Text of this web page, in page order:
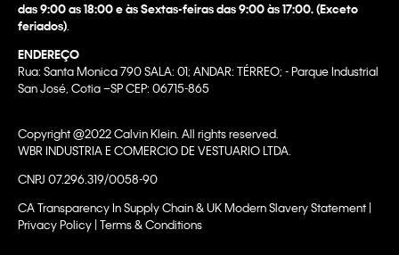
das 9:00 as 18:00 e às Sextas-feiras das 9:00 às 17:00. (Exceto
feriados)
ENDEREÇO
Rua: Santa Monica 790 SALA: 01; ANDAR: TÉRREO; - Parque Industrial
San José, Cotia –SP CEP: 06715-865
Copyright @2022 Calvin Klein. All rights reserved.
WBR INDUSTRIA E COMERCIO DE VESTUARIO LTDA.
CNPJ 07.296.319/0058-90
CA Transparency In Supply Chain & UK Modern Slavery Statement |
Privacy Policy | Terms & Conditions